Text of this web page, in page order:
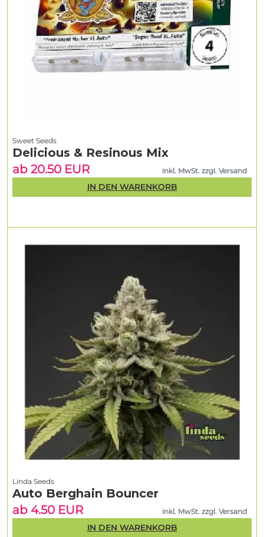
Linda Seeds
Auto Berghain Bouncer
ab 4.50 EUR
inkl. MwSt. zzgl. Versand
IN DEN WARENKORB
Sweet Seeds
Delicious & Resinous Mix
ab 20.50 EUR
inkl. MwSt. zzgl. Versand
IN DEN WARENKORB